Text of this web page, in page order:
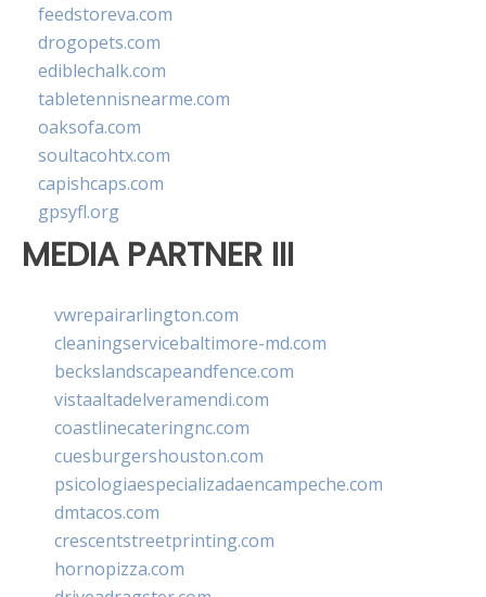
feedstoreva.com
drogopets.com
ediblechalk.com
tabletennisnearme.com
oaksofa.com
soultacohtx.com
capishcaps.com
gpsyfl.org
MEDIA PARTNER III
vwrepairarlington.com
cleaningservicebaltimore-md.com
beckslandscapeandfence.com
vistaaltadelveramendi.com
coastlinecateringnc.com
cuesburgershouston.com
psicologiaespecializadaencampeche.com
dmtacos.com
crescentstreetprinting.com
hornopizza.com